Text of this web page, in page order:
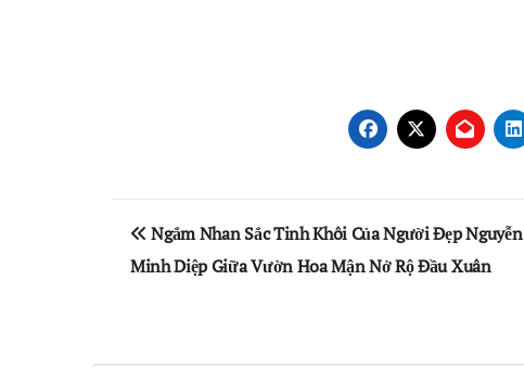
Điều
hướng
viết
Ngắm Nhan Sắc Tinh Khôi Của Người Đẹp Nguyễn
Minh Diệp Giữa Vườn Hoa Mận Nở Rộ Đầu Xuân